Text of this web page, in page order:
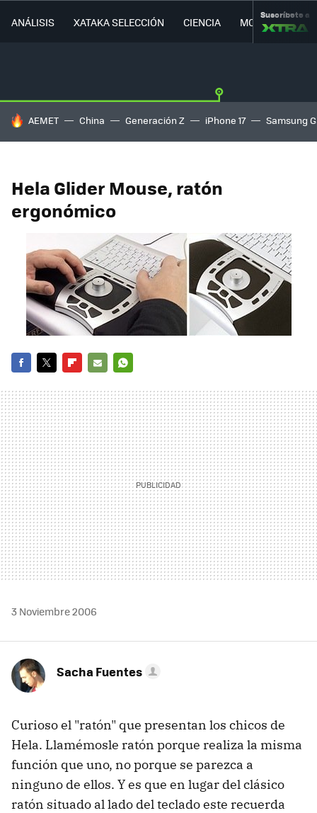
ANÁLISIS XATAKA SELECCIÓN CIENCIA MOVILIDAD
Suscríbete a
HOY SE HABLA DE
AEMET China Generación Z iPhone 17 Samsung
Hela Glider Mouse, ratón
ergonómico
MAIL
3 Noviembre 2006
Sacha Fuentes
Curioso el "ratón" que presentan los chicos de
Hela. Llamémosle ratón porque realiza la misma
función que uno, no porque se parezca a
ninguno de ellos. Y es que en lugar del clásico
ratón situado al lado del teclado este recuerda